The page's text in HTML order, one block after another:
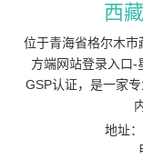
西
位于青海省格尔木
方端网站登录入口-
GSP认证，是一家
地址